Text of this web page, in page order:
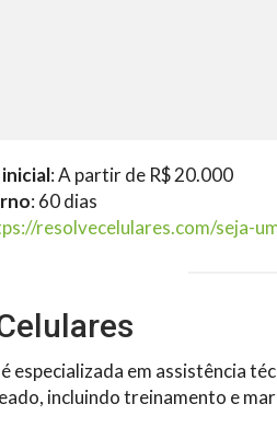
: A partir de R$ 20.000
: 60 dias
resolvecelulares.com/seja-
especializada em assistência
incluindo treinamento e